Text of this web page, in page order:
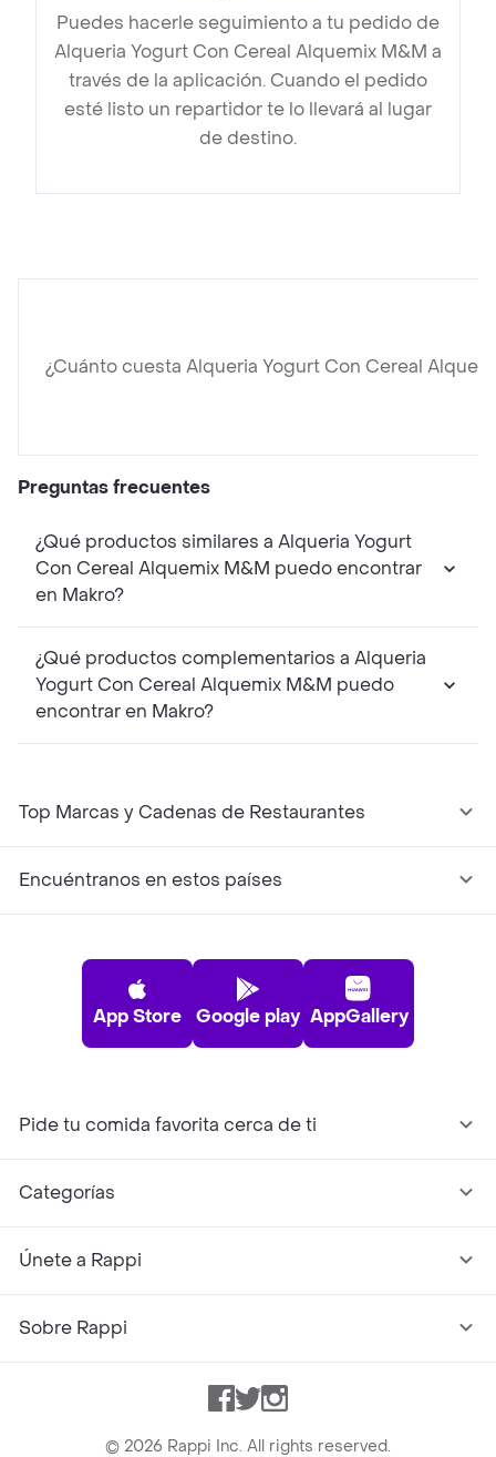
Puedes hacerle seguimiento a tu pedido de
Alqueria Yogurt Con Cereal Alquemix M&M a
través de la aplicación. Cuando el pedido
esté listo un repartidor te lo llevará al lugar
de destino.
¿Cuánto cuesta Alqueria Yogurt Con Cereal
Preguntas frecuentes
¿Qué productos similares a Alqueria Yogurt
Con Cereal Alquemix M&M puedo encontrar
en Makro?
¿Qué productos complementarios a Alqueria
Yogurt Con Cereal Alquemix M&M puedo
encontrar en Makro?
Top Marcas y Cadenas de Restaurantes
Encuéntranos en estos países
App Store Google play AppGallery
Pide tu comida favorita cerca de ti
Categorías
Únete a Rappi
Sobre Rappi
Facebook
TwitterInstagram
© 2026 Rappi Inc. All rights reserved.